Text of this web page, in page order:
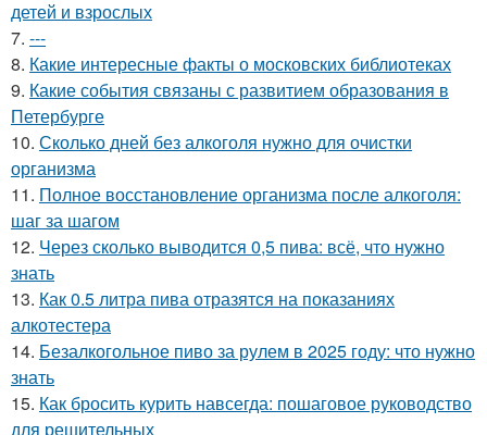
детей и взрослых
7. ---
8. Какие интересные факты о московских библиотеках
9. Какие события связаны с развитием образования в
Петербурге
10. Сколько дней без алкоголя нужно для очистки
организма
11. Полное восстановление организма после алкоголя:
шаг за шагом
12. Через сколько выводится 0,5 пива: всё, что нужно
знать
13. Как 0.5 литра пива отразятся на показаниях
алкотестера
14. Безалкогольное пиво за рулем в 2025 году: что нужно
знать
15. Как бросить курить навсегда: пошаговое руководство
для решительных